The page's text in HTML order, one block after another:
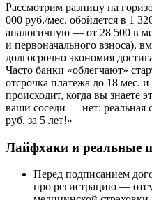
Рассмотрим разницу на
000 руб./мес. обойдется в 1
аналогичную — от 28 500 в
и первоначального взноса),
долгосрочно экономия
Часто банки «облегчают»
отсрочка платежа до 18 мес.
происходит, когда вы знаете
ваши соседи — нет: реальная
руб. за 5 лет!»
Лайфхаки и реальные
Перед подписанием
про регистрацию —